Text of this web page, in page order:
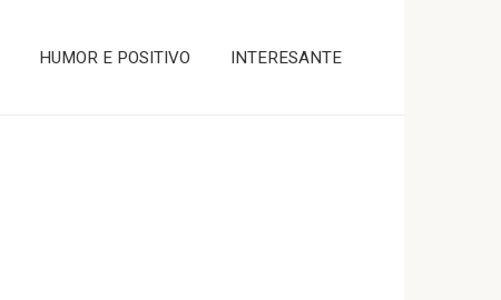
HUMOR E POSITIVO INTERESANTE